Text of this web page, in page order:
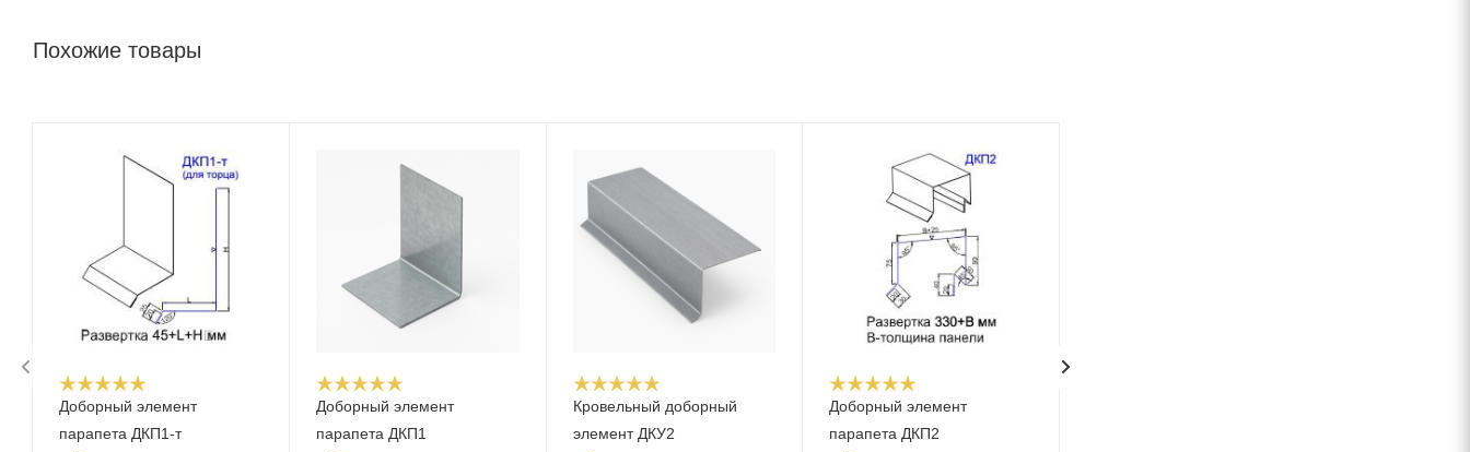
Похожие товары
Доборный элемент
парапета ДКП1-т
Доборный элемент
парапета ДКП1
Кровельный доборный
элемент ДКУ2
Доборный элемент
парапета ДКП2